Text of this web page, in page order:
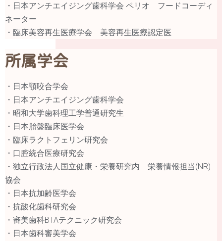
・日本アンチエイジング歯科学会 ペリオ フードコーディ
ネーター
・臨床美容再生医療学会 美容再生医療認定医
所属学会
・日本顎咬合学会
・日本アンチエイジング歯科学会
・昭和大学歯科理工学普通研究生
・日本胎盤臨床医学会
・臨床ラクトフェリン研究会
・口腔統合医療研究会
・独立行政法人国立健康・栄養研究内 栄養情報担当(NR)
協会
・日本抗加齢医学会
・抗酸化歯科研究会
・審美歯科BTAテクニック研究会
・日本歯科審美学会